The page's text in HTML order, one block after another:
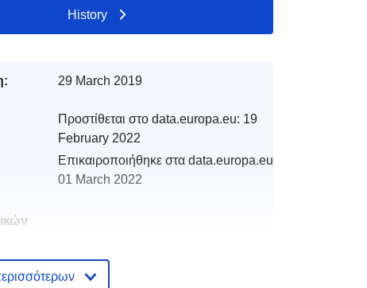
History
29 March 2019
Προστίθεται στο data.europa.eu: 19
February 2022
Επικαιροποιήθηκε στα data.europa.eu:
01 March 2022
http://catalogue.geo-